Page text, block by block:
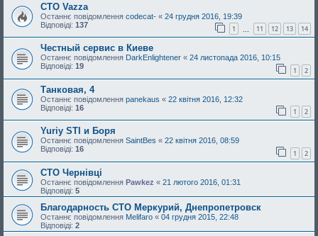
СТО Vazza
Останнє повідомлення codecat- « 24 грудня 2016, 19:39
Відповіді: 137 1 11 12 13 14
Честный сервис в Киеве
Останнє повідомлення DarkEnlightener « 24 листопада 2016, 10:15
Відповіді: 19 1 2
Танковая, 4
Останнє повідомлення panekaus « 22 квітня 2016, 12:32
Відповіді: 16 1 2
Yuriy STI и Боря
Останнє повідомлення SaintBes « 22 квітня 2016, 08:59
Відповіді: 16 1 2
СТО Чернівці
Останнє повідомлення Pawkez « 21 лютого 2016, 01:31
Відповіді: 5
Благодарность СТО Меркурий, Днепропетровск
Останнє повідомлення Melifaro « 04 грудня 2015, 22:48
Відповіді: 2